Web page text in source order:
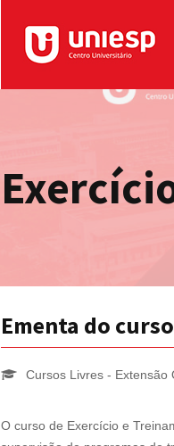
Ementa do curso
Cursos Livres - Extensão
O curso de Exercício e